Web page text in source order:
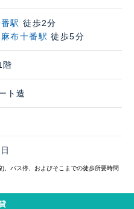
駅 徒歩2分
麻布十番駅 徒歩5分
階
ト造
、バス停、およびそこまでの徒歩所要時間